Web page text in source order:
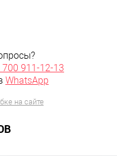
700 911-12-13
WhatsApp
на сайте